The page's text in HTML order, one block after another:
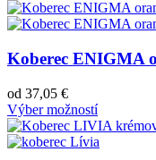
Koberec ENIGMA
od 37,05 €
Výber možností